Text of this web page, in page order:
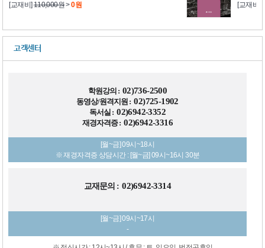
[교재비] 110,000원>0원
[교재비]
고객센터
학원강의 : 02)736-2500
동영상/원격지원 : 02)725-1902
독서실 : 02)6942-3352
재경자격증 : 02)6942-3316
[월~금] 09시~18시
※ 재경자격증 상담시간 : [월~금] 09시~16시 30분
교재문의 : 02)6942-3314
[월~금] 09시~17시
-